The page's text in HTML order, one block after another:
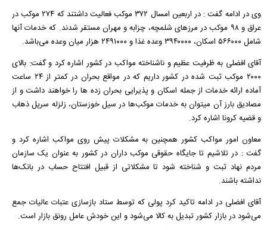
وی در ادامه گفت : در اربعین امسال ٣٧٢ موکب فعالیت داشتند که ٢٧۴ موکب در
عراق و ٩٨ موکب در مرزهای شلمچه، چزابه و مهران مستقر شدند. که خدمات آنها
شامل ۵۶۶٠٠٠ اسکان، ٣٩۴٠٠٠٠ وعده غذا و ٢۴٩١٠٠٠ هزار میان وعده می‌باشد.
آقای افضلی به ظرفیت عظیم و ناشناخته مواکب در کشور اشاره کرد و گفت: بالای
٢٠٠٠ موکب ثبت شده در کشور داریم که در مواقع بحران در کمتر از ٢۴ ساعت
آماده ارائه خدمات از جمله اسکان و پذیرایی بحران زده ها را خواهند داشت و از
مصادیق بارز آن میتوان به خدمات موکب‌ها در سیل خوزستان، زلزله سرپل ذهاب
و قضیه کرونا اشاره کرد.
معاون امور مواکب کشور همچنین به مشکلات پیش روی مواکب اشاره کرد و
گفت : در تلاشیم تا جایگاه حقوقی موکب داران در کشور به عنوان یک سازمان
مردم نهاد ثبت و شناخته شود تا مشکلاتی از قبیل افتتاح حساب در بانک‌ها
نداشته باشند.
آقای افضلی در ادامه تاکید کرد پولی که توسط ستاد بازسازی عتبات عالیات جمع
می‌شود در بازار کشور تبدیل به کالا می‌شود و این خودش عامل رونق بازار است.